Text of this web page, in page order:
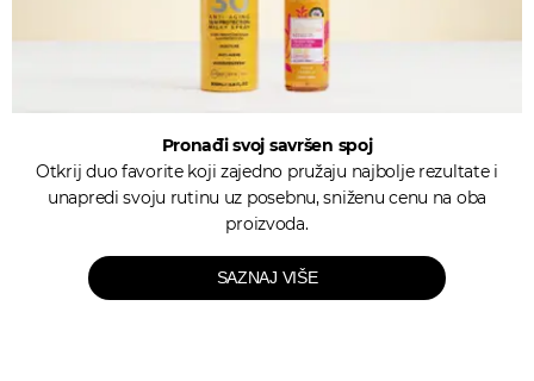
Pronađi svoj savršen spoj
Otkrij duo favorite koji zajedno pružaju najbolje rezultate i
unapredi svoju rutinu uz posebnu, sniženu cenu na oba
proizvoda.
SAZNAJ VIŠE